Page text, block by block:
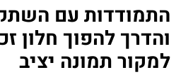
התמודדות עם
והדרך להפוך חלון
למקור תמונה יציב